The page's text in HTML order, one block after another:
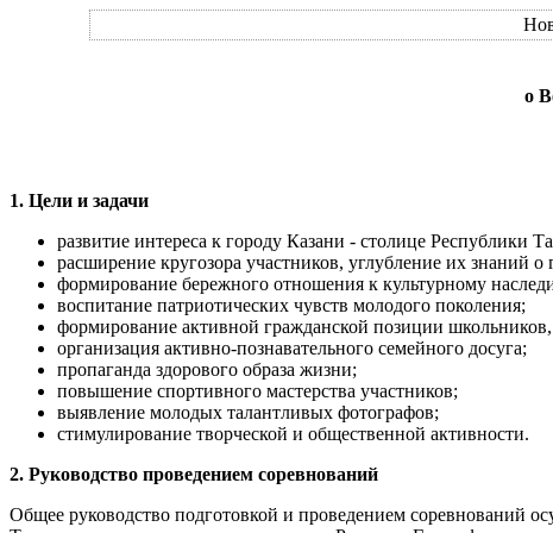
о
1. Цели и задачи
развитие интереса к городу Казани - столице Республики
расширение кругозора участников, углубление их знаний о
формирование бережного отношения к культурному
воспитание патриотических чувств молодого поколения;
формирование активной гражданской позиции школьников,
организация активно-познавательного семейного досуга;
пропаганда здорового образа жизни;
повышение спортивного мастерства участников;
выявление молодых талантливых фотографов;
стимулирование творческой и общественной активности.
2. Руководство проведением соревнований
Общее руководство подготовкой и проведением соревнований